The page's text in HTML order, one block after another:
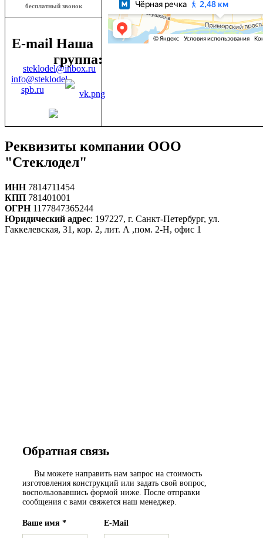
бесплатный звонок
E-mail
steklodel@inbox.ru
info@steklodel-
spb.ru
Наша
группа:
Реквизиты компании ООО
"Стеклодел"
ИНН7814711454
КПП 781401001
ОГРН1177847365244
Юридический адрес: 197227, г. Санкт-Петербург, ул.
Гаккелевская, 31, кор. 2, лит. А ,пом. 2-Н, офис 1
Обратная связь
Вы можете направить нам запрос на стоимость
изготовления конструкций или задать свой вопрос,
воспользовавшись формой ниже. После отправки
сообщения с вами свяжется наш менеджер.
Ваше имя * E-Mail